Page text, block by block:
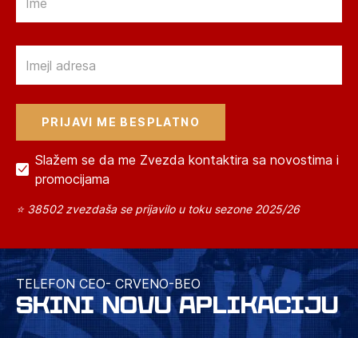
Slažem se da me Zvezda kontaktira sa novostima i
promocijama
⭐ 38502 zvezdaša se prijavilo u toku sezone 2025/26
TELEFON CEO- CRVENO-BEO
SKINI NOVU APLIKACIJU